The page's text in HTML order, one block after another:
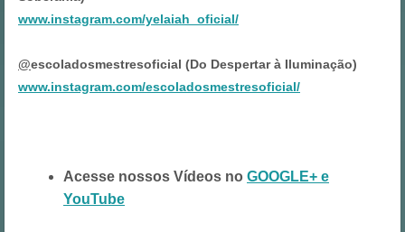
www.instagram.com/yelaiah_oficial/
@escoladosmestresoficial (Do Despertar à Iluminação)
www.instagram.com/escoladosmestresoficial/
Acesse nossos Vídeos no GOOGLE+ e
YouTube